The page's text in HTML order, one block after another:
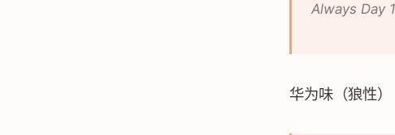
Always Day
华为味（狼性）